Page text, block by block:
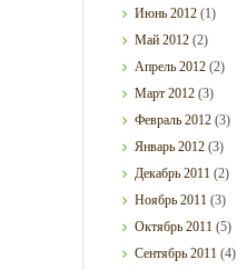
Июнь2012 (1)
Май2012 (2)
Апрель2012 (2)
Март2012 (3)
Февраль2012 (3)
Январь2012 (3)
Декабрь2011 (2)
Ноябрь2011 (3)
Октябрь2011 (5)
Сентябрь2011 (4)